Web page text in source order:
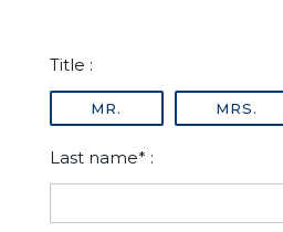
Title :
MR. MRS.
Last name* :